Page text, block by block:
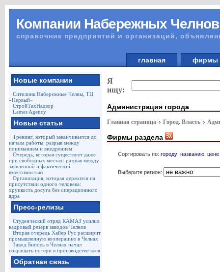
Компании Набережных Челнов
справочник предприятий и организаций,
главная
Новые компании
Ситилинк Набережные Челны, ТЦ
«Первый»
СтройТехНадзор
Lames Agency
Новые статьи
Тренинг, который заканчивается до
начала работы: разрыв между
пониманием и внедрением
Очередь, которая существует даже
при свободных местах: разрыв между
заявленной и фактической
вместимостью
Организация, которая держится на
присутствии одного человека:
хрупкость досуга без операционного
ядра
Пресс-релизы
Студенческий отряд КАМАЗ усилил
кадровый резерв заводов Челнов
Вторая очередь Хайер Рус расширит
промышленную кооперацию в Челнах
Завод Биполь в Челнах начал
сокращать потери в производстве клея
Обратная связь
Я
ищу:
Администрация города
Главная страница Город. Власть
Фирмы раздела
Сортировать по: городу названию цене
Выберите регион: